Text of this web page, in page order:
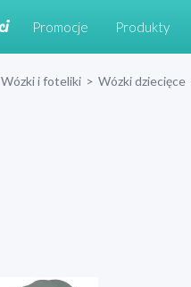
Promocje Produkty
Wózki i foteliki > Wózki dziecięce